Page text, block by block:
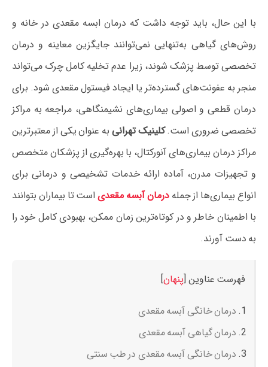
با این حال، باید توجه داشت که درمان ابسه مقعدی در خانه و
روش‌های گیاهی به‌تنهایی نمی‌توانند جایگزین معاینه و درمان
تخصصی توسط پزشک شوند، زیرا عدم تخلیه کامل چرک می‌تواند
منجر به عفونت‌های گسترده‌تر یا ایجاد فیستول مقعدی شود. برای
درمان قطعی و اصولی بیماری‌های نشیمنگاهی، مراجعه به مراکز
تخصصی ضروری است.کلینیک تهرانی به عنوان یکی از معتبرترین
مراکز درمان بیماری‌های آنورکتال، با بهره‌گیری از پزشکان متخصص
و تجهیزات مدرن، آماده ارائه خدمات تشخیصی و درمانی برای
انواع بیماری‌ها از جملهدرمان آبسه مقعدیاست تا بیماران بتوانند
با اطمینان خاطر و در کوتاه‌ترین زمان ممکن، بهبودی کامل خود را
به دست آورند.
فهرست عناوین [پنهان]
درمان خانگی آبسه مقعدی
درمان گیاهی آبسه مقعدی
درمان خانگی آبسه مقعدی در طب سنتی